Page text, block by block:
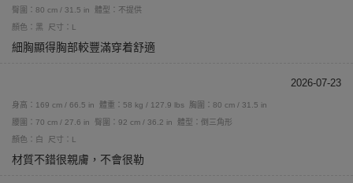
臀圍：80 cm / 31.5 in
體型：不提供
顏色：黑
尺寸：L
細胸顯得胸部較豐滿穿着舒適
2026-07-23
身高：169 cm / 66.5 in 體重：58 kg / 127.9 lbs
胸圍：80 cm / 31.5 in
腰圍：70 cm / 27.6 in
臀圍：92 cm / 36.2 in
體型：倒三角形
顏色：白
尺寸：L
材質不錯很親膚，不會很勒